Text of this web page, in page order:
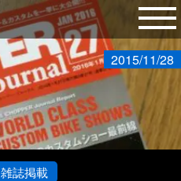
2015/11/28
雑誌掲載